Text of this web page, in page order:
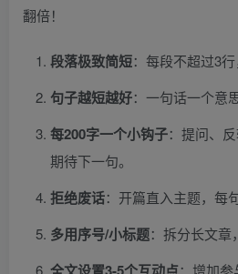
翻倍！
段落极致简短：每段不超过3
句子越短越好：一句话一个意
每200字一个小钩子：提问、
期待下一句。
拒绝废话：开篇直入主题，每
多用序号/小标题：拆分长文章
：增加参